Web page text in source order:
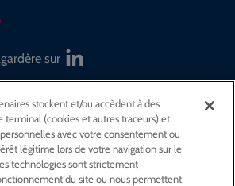
sur
stockent et/ou accèdent à des
terminal (cookies et autres traceurs) et
avec votre consentement ou
légitime lors de votre navigation sur le
technologies sont strictement
du site ou nous permettent